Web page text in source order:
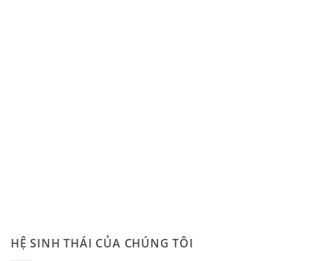
HỆ SINH THÁI CỦA CHÚNG TÔI